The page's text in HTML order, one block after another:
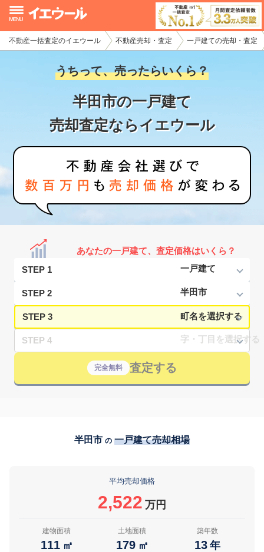
不動産一括査定のイエウール 不動産売却・査定 一戸建ての売却・査定
うちって、売ったらいくら？
半田市の一戸建て
売却査定ならイエウール
あなたの一戸建て、査定価格はいくら？
STEP 1
STEP 2
STEP 3
STEP 4
完全無料 査定する
半田市 の 一戸建て売却相場
平均売却価格
2,522 万円
建物面積
111 ㎡
土地面積
179 ㎡
築年数
13 年
イエウール加盟希望の不動産会社様
初めての方へ
不動産売却の流れ
不動産の売却・一括査定
家査定シミュレーター
お問い合わせ